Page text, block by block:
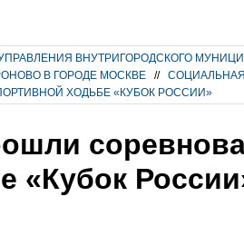
ВНУТРИГОРОДСКОГО
В ГОРОДЕ МОСКВЕ
//
ХОДЬБЕ «КУБОК РОССИИ»
«Кубок